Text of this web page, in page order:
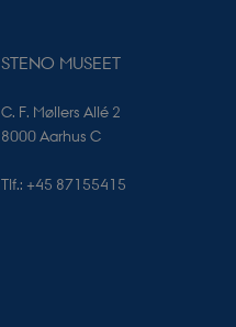
STENO MUSEET
C. F. Møllers Allé 2
8000 Aarhus C
Tlf.: +45 87155415